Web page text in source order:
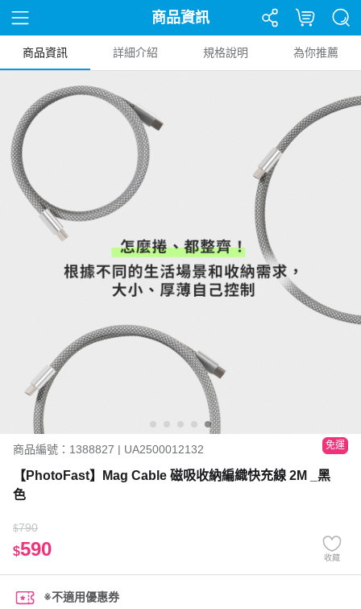
商品資訊
商品資訊 詳細介紹 規格說明 為你推薦
商品編號：1388827 | UA2500012132 免運
【PhotoFast】Mag Cable 磁吸收納編織快充線 2M _黑
色
$790
$590 收藏
※不適用優惠券